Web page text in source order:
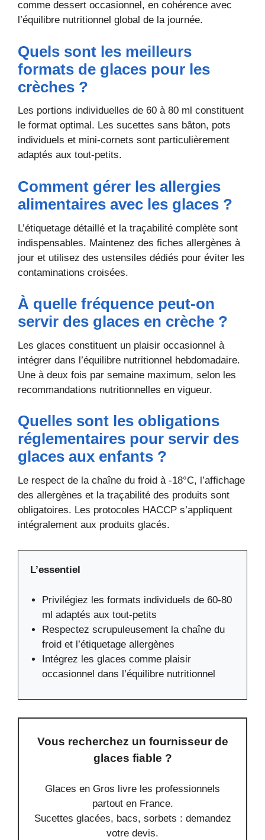
comme dessert occasionnel, en cohérence avec
l’équilibre nutritionnel global de la journée.
Quels sont les meilleurs
formats de glaces pour les
crèches ?
Les portions individuelles de 60 à 80 ml constituent
le format optimal. Les sucettes sans bâton, pots
individuels et mini-cornets sont particulièrement
adaptés aux tout-petits.
Comment gérer les allergies
alimentaires avec les glaces ?
L’étiquetage détaillé et la traçabilité complète sont
indispensables. Maintenez des fiches allergènes à
jour et utilisez des ustensiles dédiés pour éviter les
contaminations croisées.
À quelle fréquence peut-on
servir des glaces en crèche ?
Les glaces constituent un plaisir occasionnel à
intégrer dans l’équilibre nutritionnel hebdomadaire.
Une à deux fois par semaine maximum, selon les
recommandations nutritionnelles en vigueur.
Quelles sont les obligations
réglementaires pour servir des
glaces aux enfants ?
Le respect de la chaîne du froid à -18°C, l’affichage
des allergènes et la traçabilité des produits sont
obligatoires. Les protocoles HACCP s’appliquent
intégralement aux produits glacés.
L’essentiel
Privilégiez les formats individuels de 60-80
ml adaptés aux tout-petits
Respectez scrupuleusement la chaîne du
froid et l’étiquetage allergènes
Intégrez les glaces comme plaisir
occasionnel dans l’équilibre nutritionnel
Vous recherchez un fournisseur de
glaces fiable ?
Glaces en Gros livre les professionnels
partout en France.
Sucettes glacées, bacs, sorbets : demandez
votre devis.